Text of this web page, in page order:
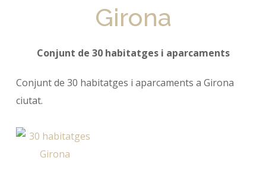
Girona
Conjunt de 30 habitatges i aparcaments
Conjunt de 30 habitatges i aparcaments a Girona
ciutat.